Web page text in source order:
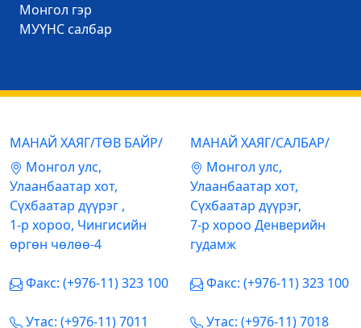
Mонгол гэр
МУҮНС салбар
МАНАЙ ХАЯГ/ТӨВ БАЙР/
Mонгол улс,
Улаанбаатар хот,
Сүхбаатар дүүрэг ,
1-р хороо, Чингисийн
өргөн чөлөө-4
Факс: (+976-11) 323 100
Утас: (+976-11) 7011
МАНАЙ ХАЯГ/САЛБАР/
Mонгол улс,
Улаанбаатар хот,
Сүхбаатар дүүрэг,
7-р хороо Денверийн
гудамж
Факс: (+976-11) 323 100
Утас: (+976-11) 7018